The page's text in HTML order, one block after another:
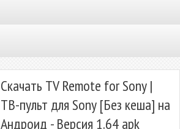
Скачать TV Remote for Sony |
ТВ-пульт для Sony [Без кеша] на
Андроид - Версия 1.64 apk